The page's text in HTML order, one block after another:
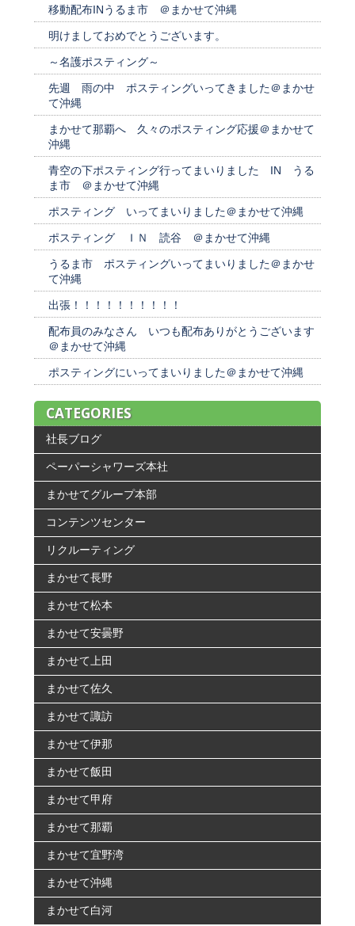
移動配布INうるま市 ＠まかせて沖縄
明けましておめでとうございます。
～名護ポスティング～
先週 雨の中 ポスティングいってきました＠まかせ
て沖縄
まかせて那覇へ 久々のポスティング応援＠まかせて
沖縄
青空の下ポスティング行ってまいりました IN うる
ま市 ＠まかせて沖縄
ポスティング いってまいりました＠まかせて沖縄
ポスティング ＩＮ 読谷 ＠まかせて沖縄
うるま市 ポスティングいってまいりました＠まかせ
て沖縄
出張！！！！！！！！！！
配布員のみなさん いつも配布ありがとうございます
＠まかせて沖縄
ポスティングにいってまいりました＠まかせて沖縄
CATEGORIES
社長ブログ
ペーパーシャワーズ本社
まかせてグループ本部
コンテンツセンター
リクルーティング
まかせて長野
まかせて松本
まかせて安曇野
まかせて上田
まかせて佐久
まかせて諏訪
まかせて伊那
まかせて飯田
まかせて甲府
まかせて那覇
まかせて宜野湾
まかせて沖縄
まかせて白河